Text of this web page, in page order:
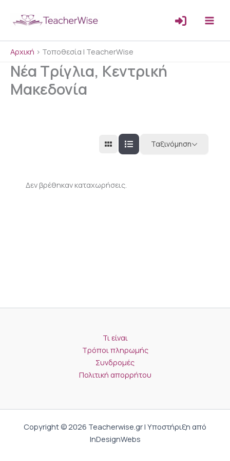
Αρχική > Τοποθεσία | TeacherWise
Νέα Τρίγλια, Κεντρική
Μακεδονία
Ταξινόμηση
Δεν βρέθηκαν καταχωρήσεις.
Τι είναι
Τρόποι πληρωμής
Συνδρομές
Πολιτική απορρήτου
Copyright © 2026 Teacherwise.gr | Υποστήριξη από
InDesignWebs